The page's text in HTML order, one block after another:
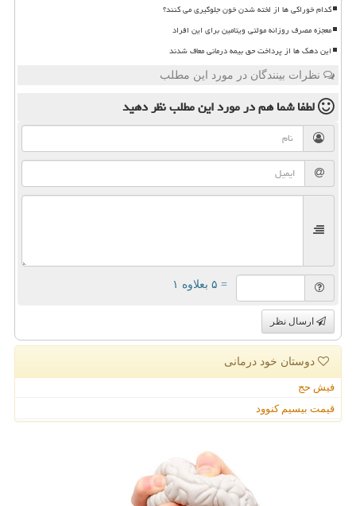
کدام خوراکی ها از لخته شدن خون جلوگیری می کنند؟
معجزه مصرف روزانه مولتی ویتامین برای این افراد
این دهک ها از پرداخت حق بیمه درمانی معاف شدند
نظرات بینندگان در مورد این مطلب
لطفا شما همدر مورد این مطلبنظر دهید
= ۵ بعلاوه ۱
ارسال نظر
دوستان خود درمانی
فیش حج
قیمت بیسیم کنوود